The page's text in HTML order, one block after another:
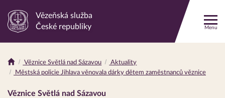
Odkaz
stránku
Vězeňská služba
České republiky
Menu
Drobečková
Věznice Světlá nad Sázavou
Aktuality
Městská policie Jihlava věnovala dárky dětem zaměstnanců věznice
Věznice Světlá nad Sázavou